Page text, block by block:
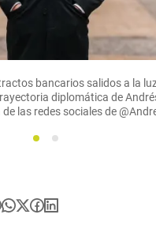
bancarios salidos a la
diplomática de
las redes sociales de
1
2